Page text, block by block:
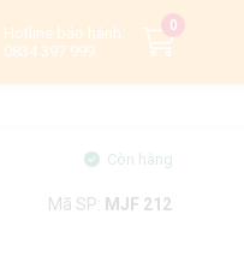
Hotline bảo hành:
0834 397 999
0
Còn hàng
Mã SP: MJF 212